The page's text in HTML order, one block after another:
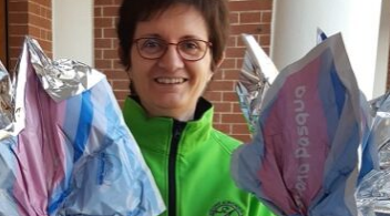
In campo anche i volontari
giovani per aiutare i
NEWS